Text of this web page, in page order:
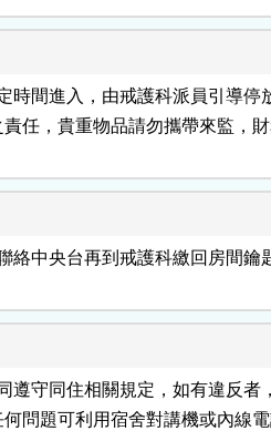
時間進入，由戒護科派員引導停
責任，貴重物品請勿攜帶來監，
絡中央台再到戒護科繳回房間鑰
遵守同住相關規定，如有違反者
何問題可利用宿舍對講機或內線